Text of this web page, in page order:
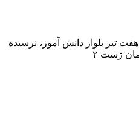
تیر بلوار دانش آموز ، نرسیده
ژست ۲